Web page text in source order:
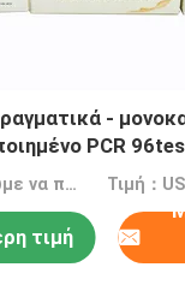
-
PCR
MOQ：Μπορούμε να παραγάγουμε τις υγρές και λυοφιλοποιημένες εξαρτήσεις Τιμή：
τιμή